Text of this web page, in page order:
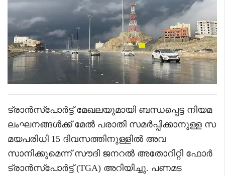
ട്രാൻസ്പോർട്ട് മേഖലയുമായി ബന്ധപ്പെട്ട നിയമ
ലംഘനങ്ങൾക്ക് മേൽ പരാതി സമർപ്പിക്കാനുള്ള സ
മയപരിധി 15 ദിവസത്തിനുള്ളിൽ അവ
സാനിക്കുമെന്ന് സൗദി ജനറൽ അതോറിറ്റി ഫോർ
ട്രാൻസ്പോർട്ട് (TGA) അറിയിച്ചു. പണമട